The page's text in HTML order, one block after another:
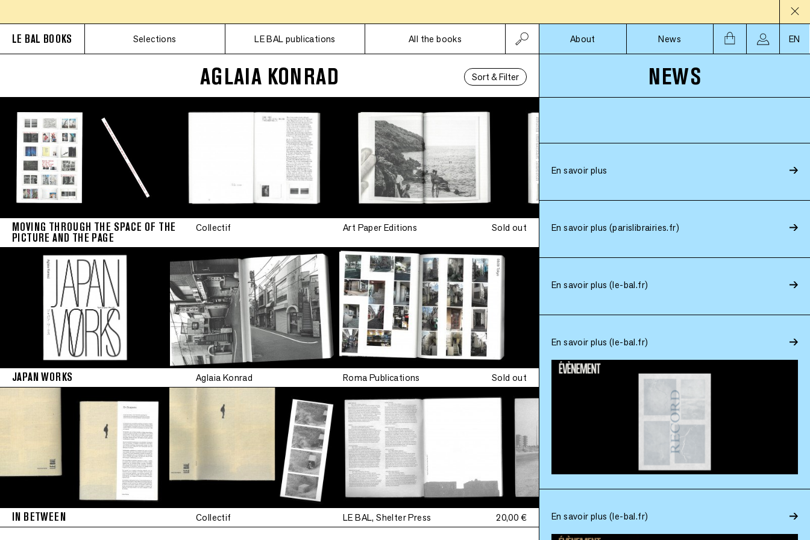
LE BAL BOOKS Selections LE BAL publications All the books
Subscriptions
About
News EN
AGLAIA KONRAD Sort & Filter
MOVING THROUGH THE SPACE OF THE
PICTURE AND THE PAGE
Collectif Art Paper Editions Sold out
JAPAN WORKS Aglaia Konrad Roma Publications Sold out
IN BETWEEN Collectif LE BAL, Shelter Press 20,00 €
NEWS
En savoir plus
En savoir plus (parislibrairies.fr)
En savoir plus (le-bal.fr)
En savoir plus (le-bal.fr)
En savoir plus (le-bal.fr)